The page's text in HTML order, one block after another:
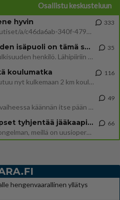
Osallistu keskusteluun
hyvin
https://www.iltalehti.fi/viihdeuutiset/a/c46da6ab-340f-4790-aaa7-0865eed2336 Yrityksen konkurssihakemus on tullut kärä
333
Tiesitkö? Martina Aitolehden isäpuoli on tämä suosittu laulaja
Martina Aitolehti on seurattu julkisuuden henkilö. Lähipiiriin mahtuu muitakin tunnettuja henkilöitä. Tiesitkö, että Ma
35
koulumatka
Hesarissa päivitellään lapset joutuu nyt kulkemaan 2 km kouluun jösses. Ruostefillarilla tuo matka menee vaikka miten äk
116
Mutta mies vain tuijottaa, siinä vaiheessa käännän itse pään pois. Mikä juttu? Yleensä jos joku tuijottaa tai katsoo, hä
49
Uusioperheen aikuiset lapset tyhjentää jääkaapin käydessään
Miten selvittäisitte seuraavan ongelman, meillä on uusioperhe, minulla teini-ikäiset lapset ja puolisolla aikuiset, jotk
66
hengenvaarallinen yllätys